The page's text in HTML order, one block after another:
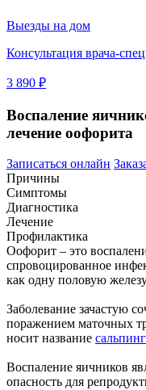
Выезды на дом
Консультация врача-
3 890 ₽
Воспаление
лечение оофорита
Записаться онлайн
Причины
Симптомы
Диагностика
Лечение
Профилактика
Оофорит – это
спровоцированное
как одну половую
Заболевание зачастую
поражением маточных
носит название
Воспаление яичников
опасность для